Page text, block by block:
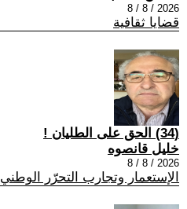
2026 / 8 / 8
قضايا ثقافية
(34) الحق على الطليان !
خليل قانصوه
2026 / 8 / 8
الإستعمار وتجارب التحرّر الوطني